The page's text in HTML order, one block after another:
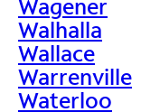
Wagener
Walhalla
Wallace
Warrenville
Waterloo